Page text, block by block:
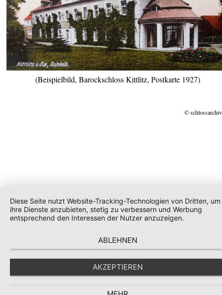
(Beispielbild, Barockschloss Kittlitz, Postkarte 1927)
©
Diese Seite nutzt Website-Tracking-Technologien von Dritten, um
ihre Dienste anzubieten, stetig zu verbessern und Werbung
entsprechend den Interessen der Nutzer anzuzeigen.
ABLEHNEN
AKZEPTIEREN